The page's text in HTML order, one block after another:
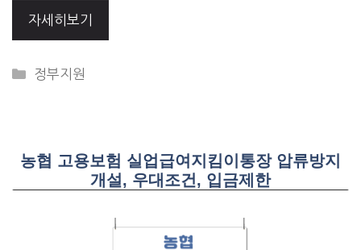
자세히보기
CATEGORIES
정부지원
농협 고용보험 실업급여지킴이통장 압류방지
개설, 우대조건, 입금제한